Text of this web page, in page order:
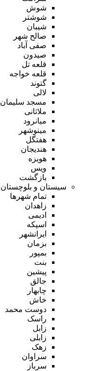
شوش
شوشتر
شیبان
صالح شهر
صفی آباد
صیدون
قلعه تل
قلعه خواجه
گتوند
لالی
مسجد سلیمان
ملاثانی
میانرود
مینوشهر
هفتگل
هندیجان
هویزه
ویس
بازگشت
سیستان و بلوچستان
تمام شهر‌ها
زاهدان
ادیمی
اسپکه
ایرانشهر
بزمان
بمپور
بنت
پیشین
جالق
چابهار
خاش
دوست محمد
راسک
زابل
زابلی
زهک
سراوان
سرباز